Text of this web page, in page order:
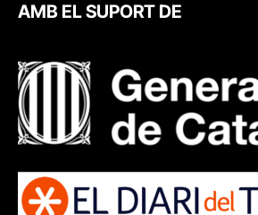
AMB EL SUPORT DE